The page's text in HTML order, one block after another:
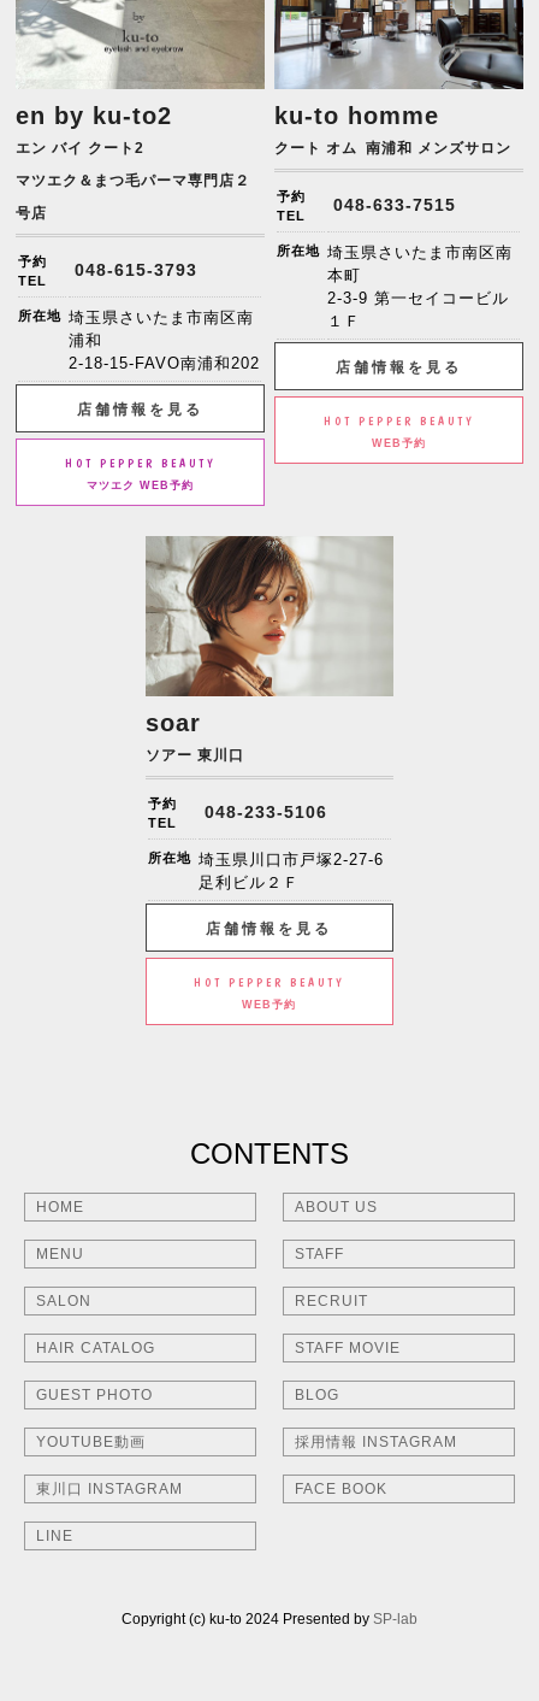
en by ku-to2
エン バイ クート2
マツエク＆まつ毛パーマ専門店２
号店
予約
TEL
048-615-3793
所在地 埼玉県さいたま市南区南
浦和
2-18-15-FAVO南浦和202
店舗情報を見る
HOT PEPPER BEAUTY
マツエク WEB予約
ku-to homme
クート オム 南浦和 メンズサロン
予約
TEL
048-633-7515
所在地 埼玉県さいたま市南区南
本町
2-3-9 第一セイコービル
１Ｆ
店舗情報を見る
HOT PEPPER BEAUTY
WEB予約
soar
ソアー 東川口
予約
TEL
048-233-5106
所在地 埼玉県川口市戸塚2-27-6
足利ビル２Ｆ
店舗情報を見る
HOT PEPPER BEAUTY
WEB予約
CONTENTS
HOME ABOUT US
MENU STAFF
SALON RECRUIT
HAIR CATALOG STAFF MOVIE
GUEST PHOTO BLOG
YOUTUBE動画 採用情報 INSTAGRAM
東川口 INSTAGRAM FACE BOOK
LINE
Copyright (c) ku-to 2024 Presented by SP-lab